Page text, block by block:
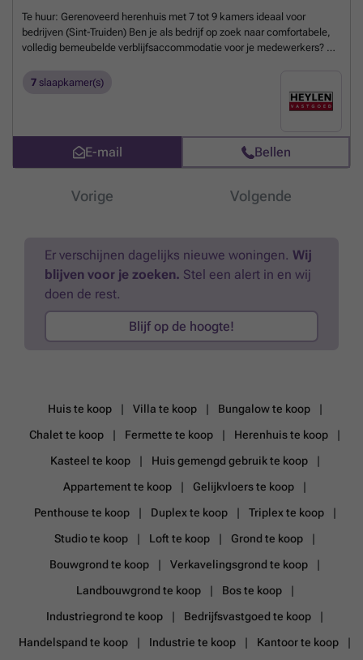
Te huur: Gerenoveerd herenhuis met 7 tot 9 kamers ideaal voor
bedrijven (Sint-Truiden) Ben je als bedrijf op zoek naar comfortabele,
volledig bemeubelde verblijfsaccommodatie voor je medewerkers? Dit
je nodig hebt. Opties & Prijzen ·7 kamers aan 400/maand per kamer
Totale huur: 2.800/maand ·Uitbreiding mogelijk naar 9 kamers
Kenmerken van het pand ·Volledig gerenoveerd, instapklaar
badkamer met meerdere douches en toiletten ·Koer met buitenruimte
·Ideaal voor bedrijven die kwalitatief en verzorgd onderdak zoeken
voor personeel Praktisch De huurder staat zelf in voor aansluiting en
7 slaapkamer(s)
E-mail Bellen
Vorige Volgende
Er verschijnen dagelijks nieuwe woningen. Wij
blijven voor je zoeken. Stel een alert in en wij
doen de rest.
Blijf op de hoogte!
Huis te koop Villa te koop
Bungalow te koop
Chalet te koop
Fermette te koop
Herenhuis te koop
Kasteel te koop
Huis gemengd gebruik te koop
Appartement te koop
Gelijkvloers te koop
Penthouse te koop
Duplex te koop
Triplex te koop
Studio te koop
Loft te koop
Grond te koop
Bouwgrond te koop
Verkavelingsgrond te koop
Landbouwgrond te koop
Bos te koop
Industriegrond te koop
Bedrijfsvastgoed te koop
Handelspand te koop
Industrie te koop
Kantoor te koop